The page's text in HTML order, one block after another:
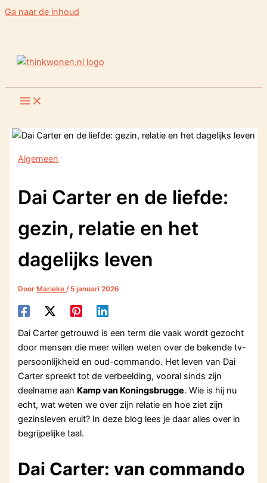
Ga naar de inhoud
Algemeen
Dai Carter en de liefde:
gezin, relatie en het
dagelijks leven
DoorMarieke / 5 januari 2026
Dai Carter getrouwd is een term die vaak wordt gezocht
door mensen die meer willen weten over de bekende tv-
persoonlijkheid en oud-commando. Het leven van Dai
Carter spreekt tot de verbeelding, vooral sinds zijn
deelname aan Kamp van Koningsbrugge. Wie is hij nu
echt, wat weten we over zijn relatie en hoe ziet zijn
gezinsleven eruit? In deze blog lees je daar alles over in
begrijpelijke taal.
Dai Carter: van commando